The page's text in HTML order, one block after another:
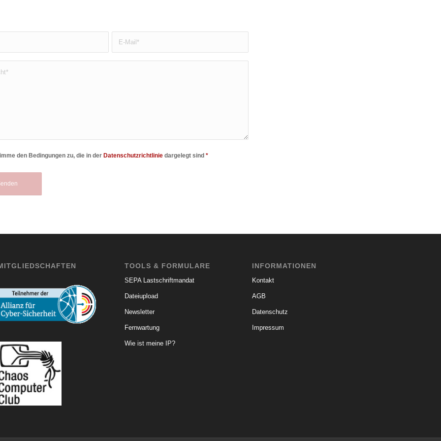
den Bedingungen zu, die in der Datenschutzrichtlinie dargelegt sind*
TOOLS & FORMULARE
SEPA Lastschriftmandat
Dateiupload
Newsletter
Fernwartung
Wie ist meine IP?
INFORMATIONEN
Kontakt
AGB
Datenschutz
Impressum